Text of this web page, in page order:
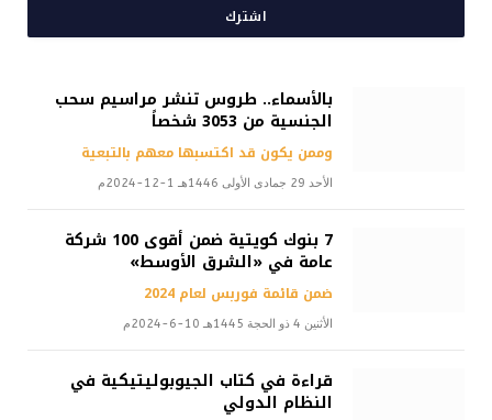
اشترك
بالأسماء.. طروس تنشر مراسيم سحب
الجنسية من 3053 شخصاً
وممن يكون قد اكتسبها معهم بالتبعية
الأحد 29 جمادى الأولى 1446هـ 1-12-2024م
7 بنوك كويتية ضمن أقوى 100 شركة
عامة في «الشرق الأوسط»
ضمن قائمة فوربس لعام 2024
الأثنين 4 ذو الحجة 1445هـ 10-6-2024م
قراءة في كتاب الجيوبوليتيكية في
النظام الدولي